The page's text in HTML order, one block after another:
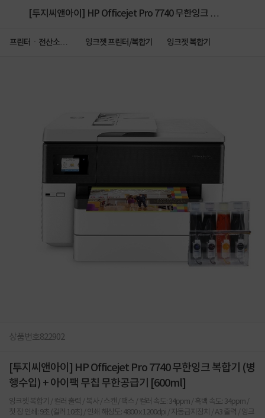
[투지씨앤아이] HP Officejet Pro 7740 무한잉크 복
프린터ㆍ전산소모
잉크젯 프린터/복합기 잉크젯 복합기
상품번호822902
[투지씨앤아이] HP Officejet Pro 7740 무한잉크 복합기 (병
행수입) + 아이팩 무칩 무한공급기 [600ml]
잉크젯 복합기 / 컬러 출력 / 복사 / 스캔 / 팩스 / 컬러 속도: 34ppm / 흑백 속도: 34ppm /
첫 장 인쇄: 9초 (컬러 10초) / 인쇄 해상도: 4800 x 1200dpi / 자동급지장치 / A3 출력 / 잉크